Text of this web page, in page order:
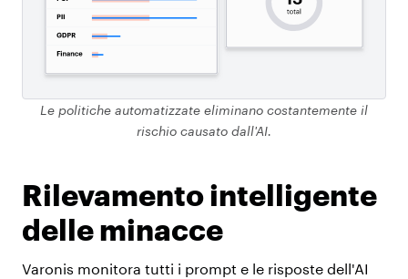
Le politiche automatizzate eliminano costantemente il
rischio causato dall'AI.
Rilevamento intelligente
delle minacce
Varonis monitora tutti i prompt e le risposte dell'AI